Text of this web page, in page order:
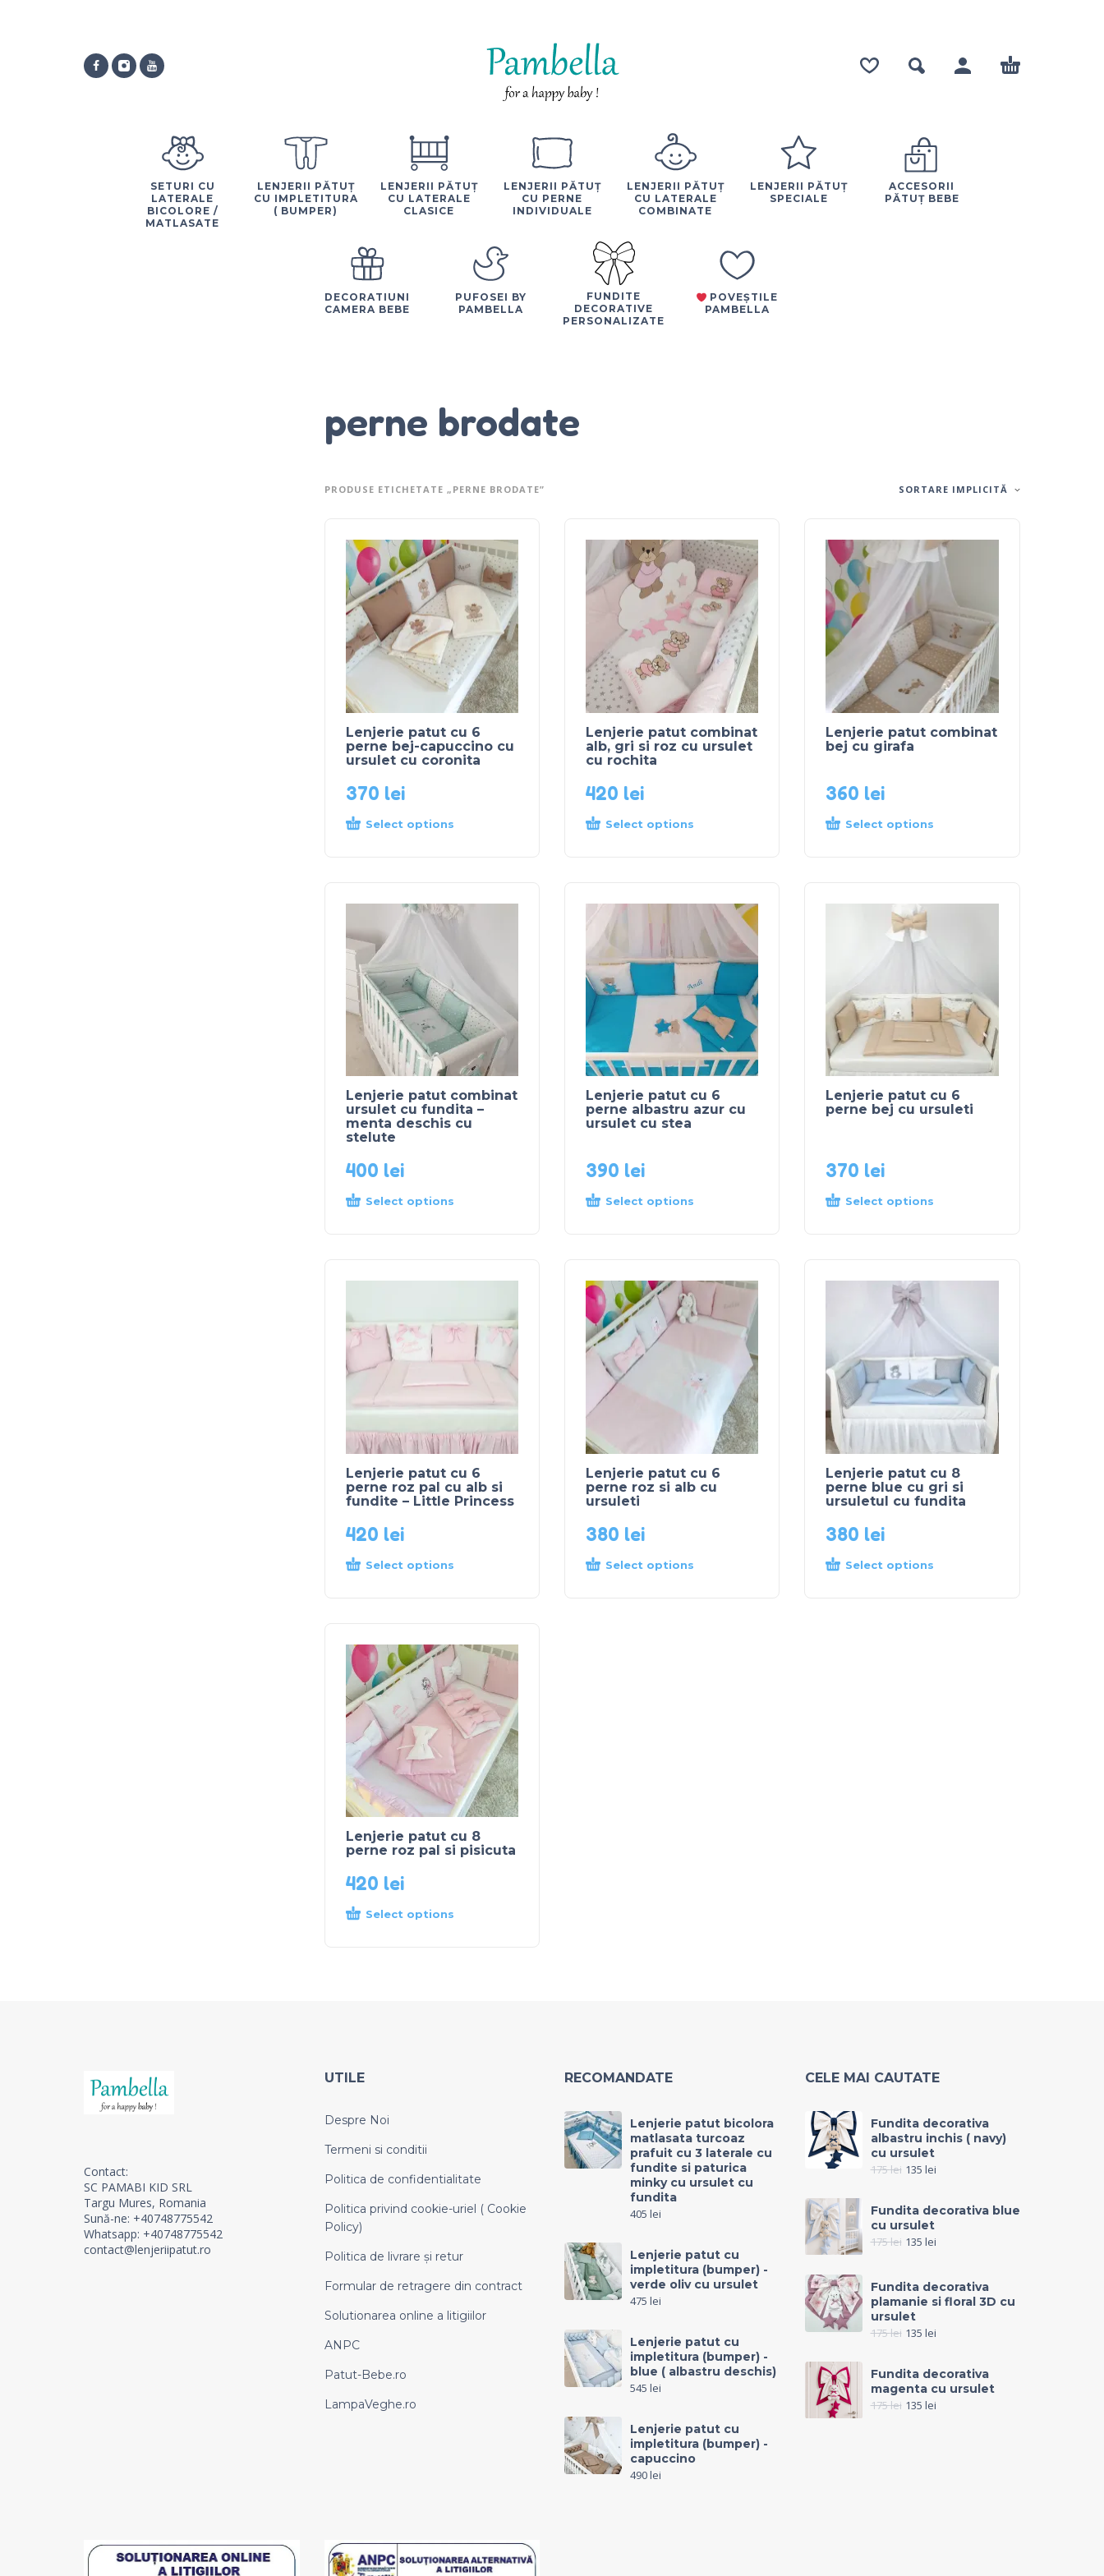
SETURI CU
LATERALE
BICOLORE /
MATLASATE
LENJERII PĂTUȚ
CU IMPLETITURA
( BUMPER)
LENJERII PĂTUȚ
CU LATERALE
CLASICE
LENJERII PĂTUȚ
CU PERNE
INDIVIDUALE
LENJERII PĂTUȚ
CU LATERALE
COMBINATE
LENJERII PĂTUȚ
SPECIALE
ACCESORII
PĂTUȚ BEBE
DECORATIUNI
CAMERA BEBE
PUFOSEI BY
PAMBELLA
FUNDITE
DECORATIVE
PERSONALIZATE
POVEȘTILE
PAMBELLA
perne brodate
PRODUSE ETICHETATE „PERNE BRODATE” SORTARE IMPLICITĂ
Lenjerie patut cu 6
perne bej-capuccino cu
ursulet cu coronita
370 lei
Select options
Lenjerie patut combinat
alb, gri si roz cu ursulet
cu rochita
420 lei
Select options
Lenjerie patut combinat
bej cu girafa
360 lei
Select options
Lenjerie patut combinat
ursulet cu fundita –
menta deschis cu
stelute
400 lei
Select options
Lenjerie patut cu 6
perne albastru azur cu
ursulet cu stea
390 lei
Select options
Lenjerie patut cu 6
perne bej cu ursuleti
370 lei
Select options
Lenjerie patut cu 6
perne roz pal cu alb si
fundite – Little Princess
420 lei
Select options
Lenjerie patut cu 6
perne roz si alb cu
ursuleti
380 lei
Select options
Lenjerie patut cu 8
perne blue cu gri si
ursuletul cu fundita
380 lei
Select options
Lenjerie patut cu 8
perne roz pal si pisicuta
420 lei
Select options
Contact:
SC PAMABI KID SRL
Targu Mures, Romania
Sună-ne: +40748775542
Whatsapp: +40748775542
contact@lenjeriipatut.ro
UTILE
Despre Noi
Termeni si conditii
Politica de confidentialitate
Politica privind cookie-uriel ( Cookie
Policy)
Politica de livrare și retur
Formular de retragere din contract
Solutionarea online a litigiilor
ANPC
Patut-Bebe.ro
LampaVeghe.ro
RECOMANDATE
Lenjerie patut bicolora
matlasata turcoaz
prafuit cu 3 laterale cu
fundite si paturica
minky cu ursulet cu
fundita
405 lei
Lenjerie patut cu
impletitura (bumper) -
verde oliv cu ursulet
475 lei
Lenjerie patut cu
impletitura (bumper) -
blue ( albastru deschis)
545 lei
Lenjerie patut cu
impletitura (bumper) -
capuccino
490lei
CELE MAI CAUTATE
Fundita decorativa
albastru inchis ( navy)
cu ursulet
175lei 135 lei
Fundita decorativa blue
cu ursulet
175lei 135 lei
Fundita decorativa
plamanie si floral 3D cu
ursulet
175lei 135 lei
Fundita decorativa
magenta cu ursulet
175lei 135 lei